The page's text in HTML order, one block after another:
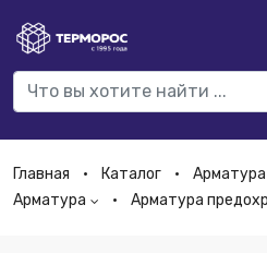
Главная Каталог
Арматура
Арматура